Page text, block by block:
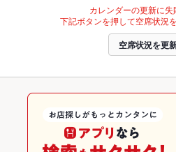
カレンダーの更新に失
下記ボタンを押して空席状況
空席状況を更